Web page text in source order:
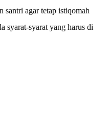
santri agar tetap istiqomah
syarat-syarat yang harus di